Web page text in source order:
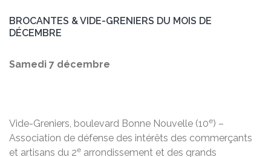
BROCANTES & VIDE-GRENIERS DU MOIS DE
DÉCEMBRE
Samedi 7 décembre
Vide-Greniers, boulevard Bonne Nouvelle (10e) –
Association de défense des intérêts des commerçants
et artisans du 2e arrondissement et des grands